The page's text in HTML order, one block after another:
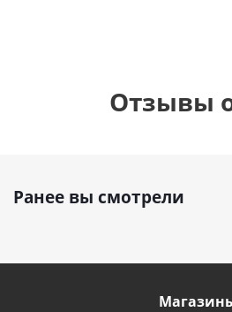
Отзывы
Ранее вы смотрели